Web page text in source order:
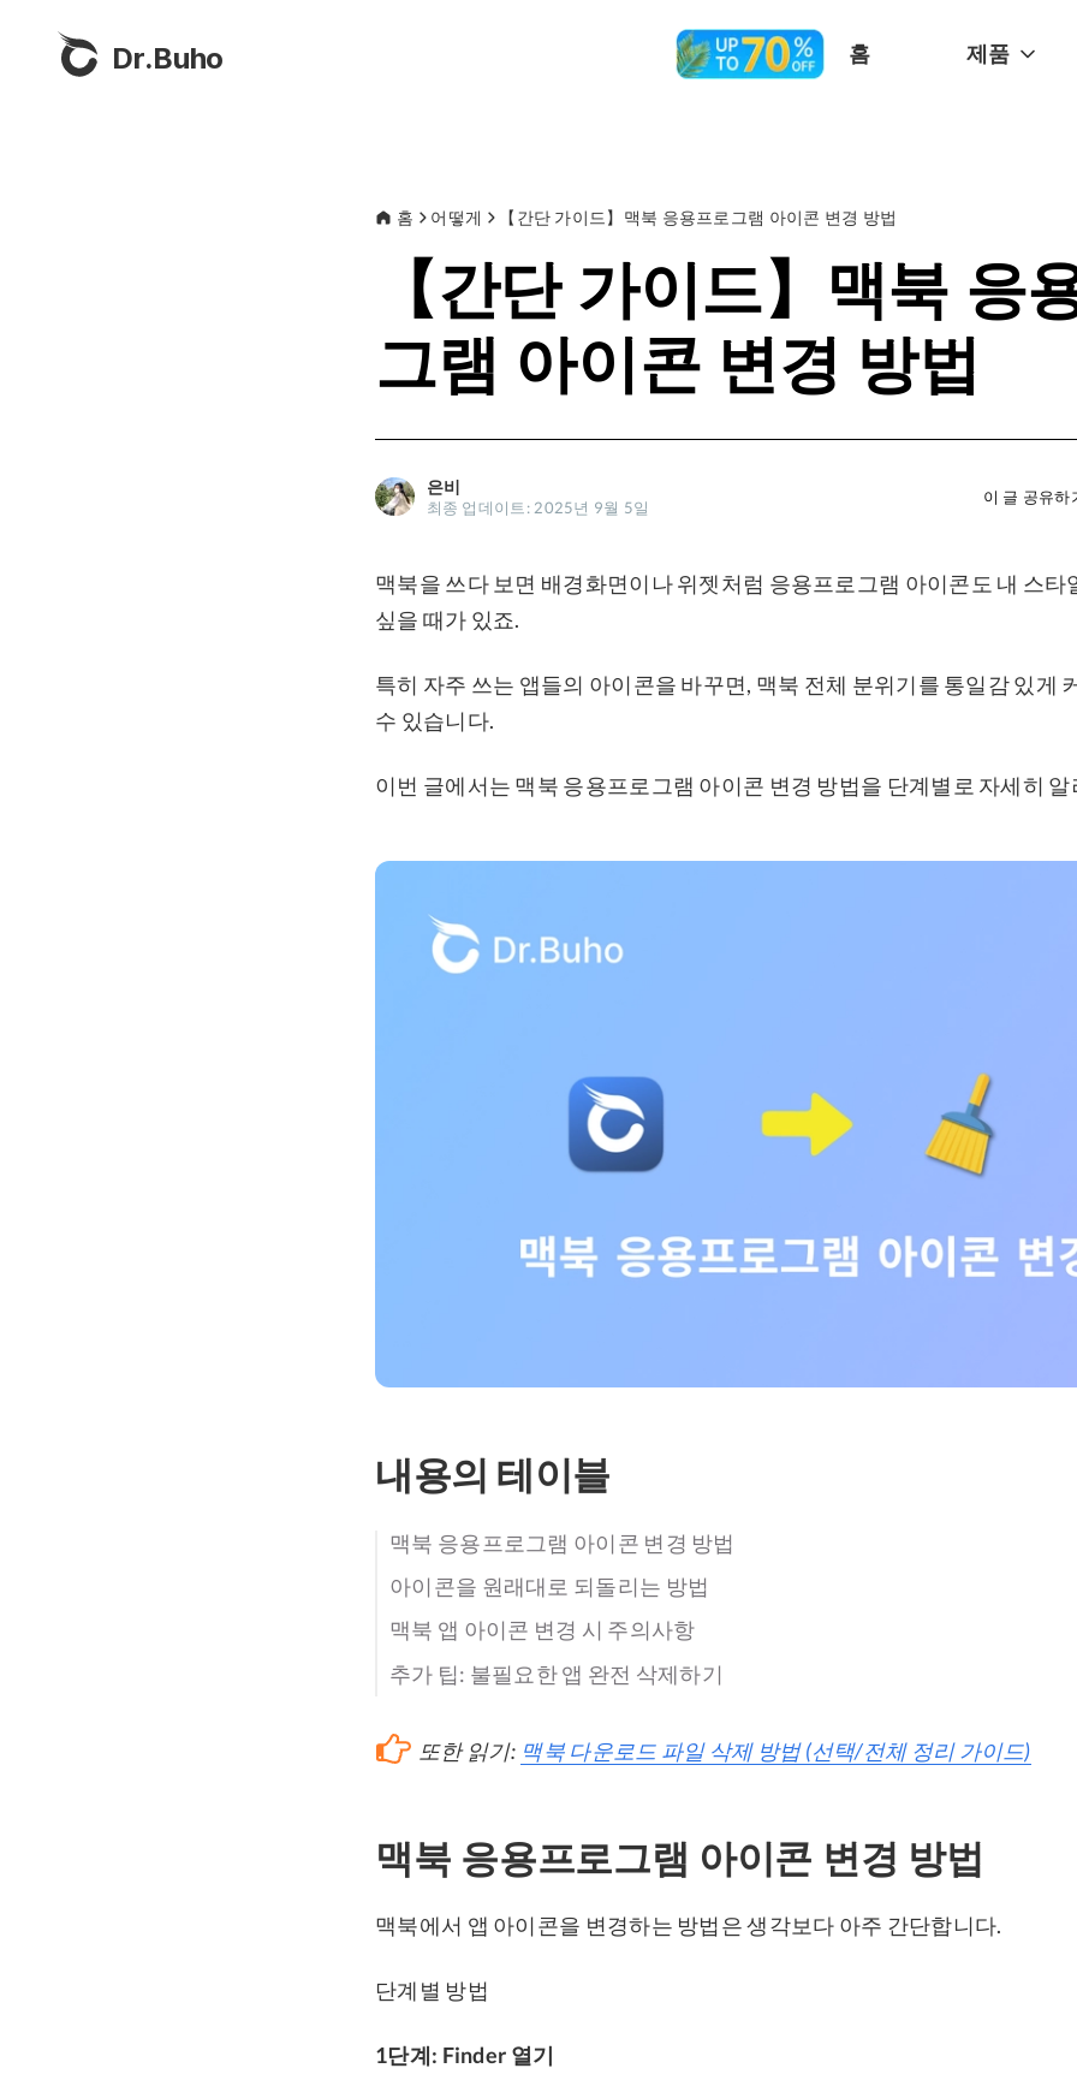
Dr.Buho 홈 제품
홈 어떻게 【간단 가이드】맥북 응용프로그램 아이콘 변경 방법
【간단 가이드】맥북 응
그램 아이콘 변경 방법
은비
최종 업데이트: 2025년 9월 5일
이 글 공유하
맥북을 쓰다 보면 배경화면이나 위젯처럼 응용프로그램 아이콘도 내 스타
싶을 때가 있죠.
특히 자주 쓰는 앱들의 아이콘을 바꾸면, 맥북 전체 분위기를 통일감 있게
수 있습니다.
이번 글에서는 맥북 응용프로그램 아이콘 변경 방법을 단계별로 자세히
내용의 테이블
맥북 응용프로그램 아이콘 변경 방법
아이콘을 원래대로 되돌리는 방법
맥북 앱 아이콘 변경 시 주의사항
추가 팁: 불필요한 앱 완전 삭제하기
또한 읽기: 맥북 다운로드 파일 삭제 방법 (선택/전체 정리 가이드)
맥북 응용프로그램 아이콘 변경 방법
맥북에서 앱 아이콘을 변경하는 방법은 생각보다 아주 간단합니다.
단계별 방법
1단계: Finder 열기